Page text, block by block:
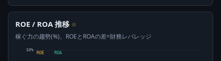
ROE / ROA 推移 ⊙
稼ぐ力の趨勢(%)。ROEとROAの差=財務レバレッジ
30%
ROE ROA